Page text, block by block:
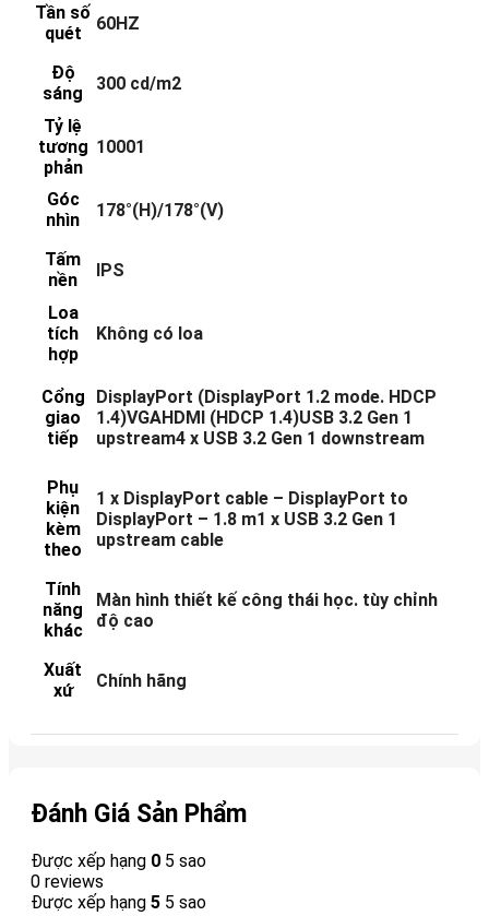
Tần số
quét
60HZ
Độ
sáng
300 cd/m2
Tỷ lệ
tương
phản
10001
Góc
nhìn
178°(H)/178°(V)
Tấm
nền
IPS
Loa
tích
hợp
Không có loa
Cổng
giao
tiếp
DisplayPort (DisplayPort 1.2 mode. HDCP
1.4)VGAHDMI (HDCP 1.4)USB 3.2 Gen 1
upstream4 x USB 3.2 Gen 1 downstream
Phụ
kiện
kèm
theo
1 x DisplayPort cable – DisplayPort to
DisplayPort – 1.8 m1 x USB 3.2 Gen 1
upstream cable
Tính
năng
khác
Màn hình thiết kế công thái học. tùy chỉnh
độ cao
Xuất
xứ
Chính hãng
Đánh Giá Sản Phẩm
Được xếp hạng 0 5 sao
0 reviews
Được xếp hạng 5 5 sao